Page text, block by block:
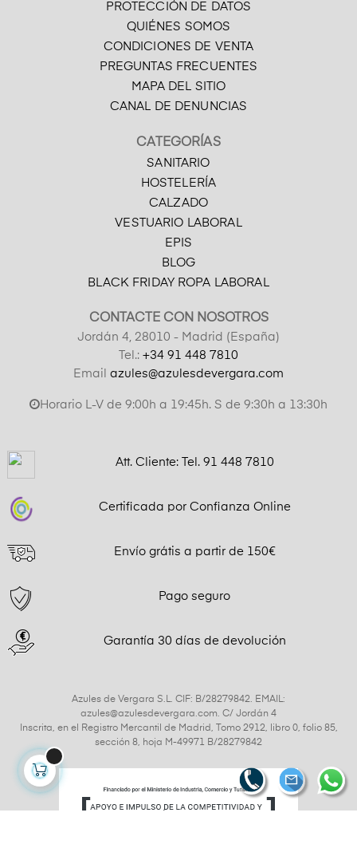
PROTECCIÓN DE DATOS
QUIÉNES SOMOS
CONDICIONES DE VENTA
PREGUNTAS FRECUENTES
MAPA DEL SITIO
CANAL DE DENUNCIAS
CATEGORÍAS
SANITARIO
HOSTELERÍA
CALZADO
VESTUARIO LABORAL
EPIS
BLOG
BLACK FRIDAY ROPA LABORAL
CONTACTE CON NOSOTROS
Jordán 4, 28010 - Madrid (España)
Tel.: +34 91 448 7810
Email azules@azulesdevergara.com
Horario L-V de 9:00h a 19:45h. S de 9:30h a 13:30h
Att. Cliente: Tel. 91 448 7810
Certificada por Confianza Online
Envío grátis a partir de 150€
Pago seguro
Garantía 30 días de devolución
Azules de Vergara S.L. CIF: B/28279842. EMAIL:
azules@azulesdevergara.com. C/ Jordán 4
Inscrita, en el Registro Mercantil de Madrid, Tomo 2912, libro 0, folio 85,
sección 8, hoja M-49971 B/28279842